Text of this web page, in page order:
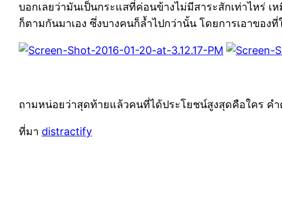
บอกเลยว่ามันเป็นกระแสที่ค่อนข้างไม่มีสาระสักเท่าไหร่
ก็ตามกันมาเอง ซึ่งบางคนก็ล้ำไปกว่านั้น โดยการเอาขอ
ถามหน่อยว่าสุดท้ายแล้วคนที่ได้ประโยชน์สูงสุดคือใคร ค
ที่มา distractify